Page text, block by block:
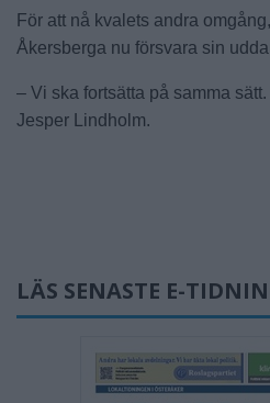
För att nå kvalets andra
Åkersberga nu försvara sin
– Vi ska fortsätta på samma
Jesper Lindholm.
LÄS SENASTE E-